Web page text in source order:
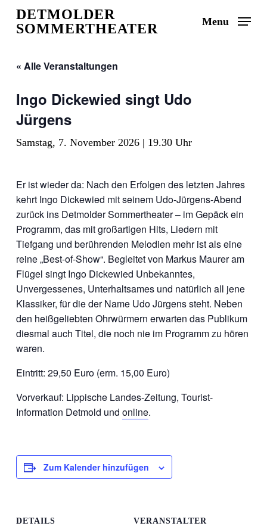
SkipDETMOLDER
SOMMERTHEATER
Menu
« Alle Veranstaltungen
Ingo Dickewied singt Udo
Jürgens
Samstag, 7. November 2026 | 19.30 Uhr
Er ist wieder da: Nach den Erfolgen des letzten Jahres
kehrt Ingo Dickewied mit seinem Udo-Jürgens-Abend
zurück ins Detmolder Sommertheater – im Gepäck ein
Programm, das mit großartigen Hits, Liedern mit
Tiefgang und berührenden Melodien mehr ist als eine
reine „Best-of-Show“. Begleitet von Markus Maurer am
Flügel singt Ingo Dickewied Unbekanntes,
Unvergessenes, Unterhaltsames und natürlich all jene
Klassiker, für die der Name Udo Jürgens steht. Neben
den heißgeliebten Ohrwürmern erwarten das Publikum
diesmal auch Titel, die noch nie im Programm zu hören
waren.
Eintritt: 29,50 Euro (erm. 15,00 Euro)
Vorverkauf: Lippische Landes-Zeitung, Tourist-
Information Detmold und online.
Zum Kalender hinzufügen
DETAILS VERANSTALTER